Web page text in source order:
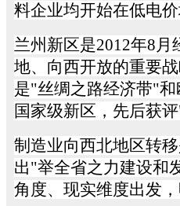
料企业均开始在低电价
兰州新区是2012年8月
地、向西开放的重要
是"丝绸之路经济带"和
国家级新区，先后获评
制造业向西北地区转
出"举全省之力建设和
角度、现实维度出发